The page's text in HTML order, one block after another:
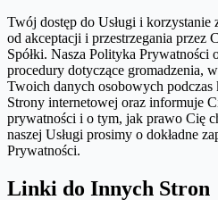
Twój dostęp do Usługi i korzystanie
od akceptacji i przestrzegania przez
Spółki. Nasza Polityka Prywatności
procedury dotyczące gromadzenia,
Twoich danych osobowych
Strony internetowej oraz informuje
prywatności i o tym, jak prawo Cię
naszej Usługi prosimy o dokładne
Prywatności.
Linki do Innych Stron